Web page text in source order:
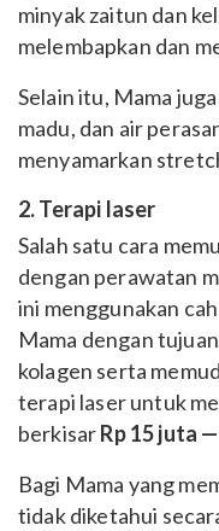
minyak zaitun dan
melembapkan dan
Selain itu, Mama
madu, dan air
menyamarkan
2. Terapi laser
Salah satu cara
dengan perawatan
ini menggunakan
Mama dengan
kolagen serta
terapi laser untuk
berkisarRp 15 juta
Bagi Mama yang
tidak diketahui